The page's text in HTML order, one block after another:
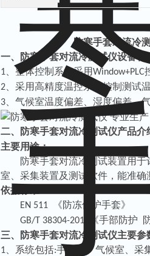
防寒手套对流冷
一、防寒手套对流冷测试仪设备特
1 、整体控制系统采用Window+PLC
2 、采用高精度温控系统控制测试
3 、气候室温度偏差、湿度偏差、
二、防寒手套对流冷测试仪产品介
主要用途：
防寒手套对流冷测试装置用
室、采集装置及测试软件，能准确
依据标准：
EN 511 《防冻保护手套》
GB/T 38304-2019
《手部防护
三、防寒手套对流冷测试仪主要参
1 、系统包括:手模型、气候室、采